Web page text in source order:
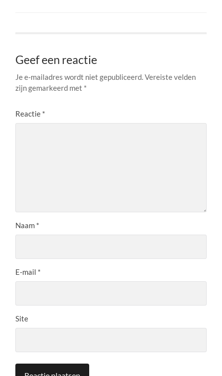
Geef een reactie
Je e-mailadres wordt niet gepubliceerd.Vereiste velden
zijn gemarkeerd met *
Reactie *
Naam *
E-mail *
Site